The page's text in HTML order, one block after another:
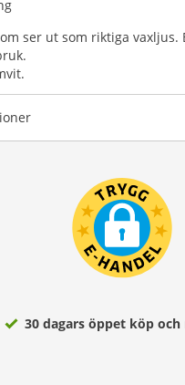
ser ut som riktiga vaxljus.
30 dagars öppet köp